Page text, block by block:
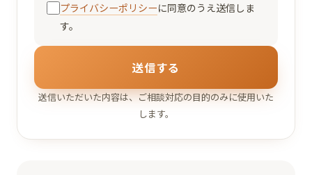
プライバシーポリシーに同意のうえ送信しま
す。
送信する
送信いただいた内容は、ご相談対応の目的のみに使用いた
します。